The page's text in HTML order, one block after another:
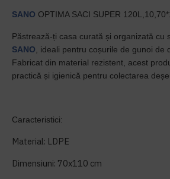
SANO OPTIMA SACI SUPER
Păstrează-ți casa curată și organizată cu
SANO , ideali pentru coșurile de gunoi de
Fabricat din material rezistent, acest
practică și igienică pentru colectarea
Caracteristici:
Material: LDPE
Dimensiuni: 70x110 cm